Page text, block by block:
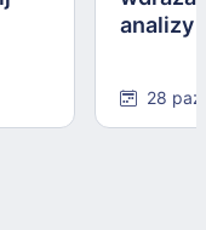
analizy
28